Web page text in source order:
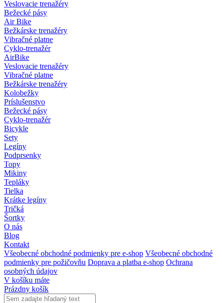
Veslovacie trenažéry
Bežecké pásy
Air Bike
Bežkárske trenažéry
Vibračné platne
Cyklo-trenažér
AirBike
Veslovacie trenažéry
Vibračné platne
Bežkárske trenažéry
Kolobežky
Príslušenstvo
Bežecké pásy
Cyklo-trenažér
Bicykle
Sety
Legíny
Podprsenky
Topy
Mikiny
Tepláky
Tielka
Krátke legíny
Tričká
Šortky
O nás
Blog
Kontakt
Všeobecné obchodné podmienky pre e-shop Všeobecné obchodné
podmienky pre požičovňu Doprava a platba e-shop Ochrana
osobných údajov
V košíku máte
Prázdny košík